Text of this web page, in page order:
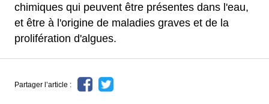
chimiques qui peuvent être présentes dans l'eau,
et être à l'origine de maladies graves et de la
prolifération d'algues.
Partager l’article :